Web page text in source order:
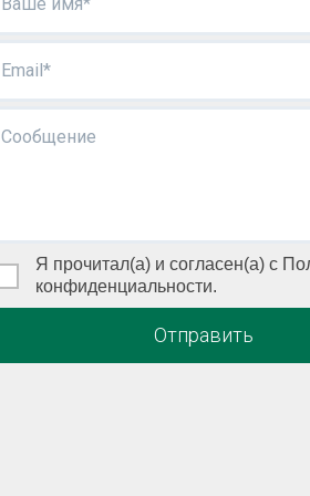
Email*
Сообщение
Я прочитал(а) и согласен(а) с
конфиденциальности.
Отправить